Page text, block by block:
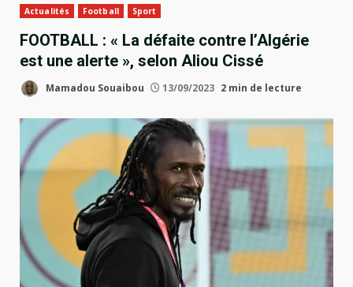
Actualités Football Sport
FOOTBALL : « La défaite contre l’Algérie
est une alerte », selon Aliou Cissé
Mamadou Souaibou 13/09/2023 2 min de lecture